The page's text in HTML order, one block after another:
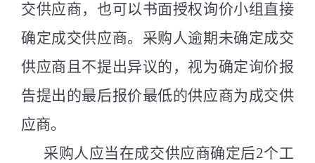
交供应商，也可以书面授权询价小组直接
确定成交供应商。采购人逾期未确定成交
供应商且不提出异议的，视为确定询价报
告提出的最后报价最低的供应商为成交供
应商。
采购人应当在成交供应商确定后2个工